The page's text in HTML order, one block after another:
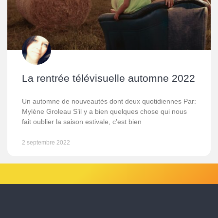
La rentrée télévisuelle automne 2022
Un automne de nouveautés dont deux quotidiennes Par:
Mylène Groleau S’il y a bien quelques chose qui nous
fait oublier la saison estivale, c’est bien
2 septembre 2022